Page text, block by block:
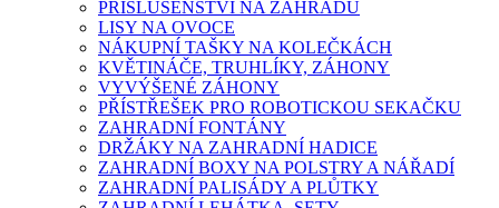
PŘÍSLUŠENSTVÍ NA ZAHRADU
LISY NA OVOCE
NÁKUPNÍ TAŠKY NA KOLEČKÁCH
KVĚTINÁČE, TRUHLÍKY, ZÁHONY
VYVÝŠENÉ ZÁHONY
PŘÍSTŘEŠEK PRO ROBOTICKOU SEKAČKU
ZAHRADNÍ FONTÁNY
DRŽÁKY NA ZAHRADNÍ HADICE
ZAHRADNÍ BOXY NA POLSTRY A NÁŘADÍ
ZAHRADNÍ PALISÁDY A PLŮTKY